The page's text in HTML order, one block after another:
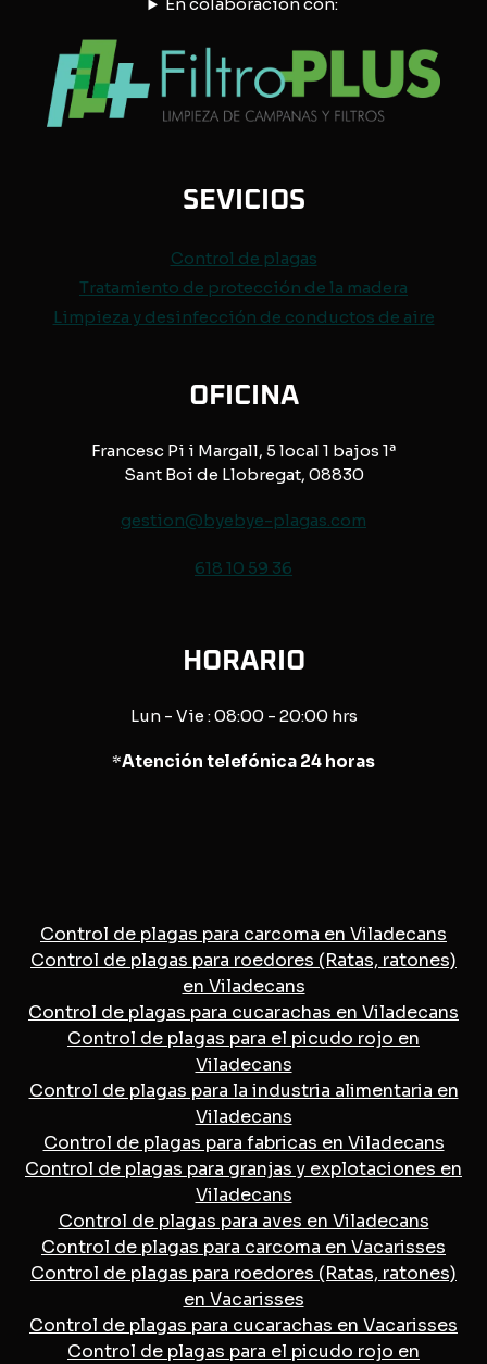
SEVICIOS
Control de plagas
Tratamiento de protección de la madera
Limpieza y desinfección de conductos de aire
OFICINA
Francesc Pi i Margall, 5 local 1 bajos 1ª
Sant Boi de Llobregat, 08830
gestion@byebye-plagas.com
618 10 59 36
HORARIO
Lun - Vie : 08:00 - 20:00 hrs
*Atención telefónica 24 horas
Control de plagas para carcoma en Viladecans
Control de plagas para roedores (Ratas, ratones)
en Viladecans
Control de plagas para cucarachas en Viladecans
Control de plagas para el picudo rojo en
Viladecans
Control de plagas para la industria alimentaria en
Viladecans
Control de plagas para fabricas en Viladecans
Control de plagas para granjas y explotaciones en
Viladecans
Control de plagas para aves en Viladecans
Control de plagas para carcoma en Vacarisses
Control de plagas para roedores (Ratas, ratones)
en Vacarisses
Control de plagas para cucarachas en Vacarisses
Control de plagas para el picudo rojo en